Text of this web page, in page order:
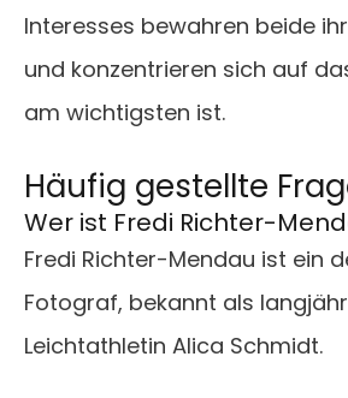
Interesses bewahren beide
und konzentrieren sich auf
am wichtigsten ist.
Häufig gestellte
Wer ist Fredi Richter-
Fredi Richter-Mendau ist ein
Fotograf, bekannt als
Leichtathletin Alica Schmidt.